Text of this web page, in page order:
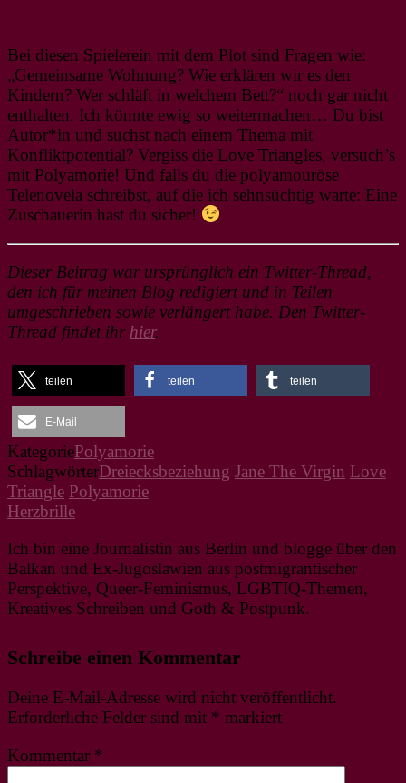
Bei diesen Spielerein mit dem Plot sind Fragen wie:
„Gemeinsame Wohnung? Wie erklären wir es den
Kindern? Wer schläft in welchem Bett?“ noch gar nicht
enthalten. Ich könnte ewig so weitermachen… Du bist
Autor*in und suchst nach einem Thema mit
Konfliktpotential? Vergiss die Love Triangles, versuch’s
mit Polyamorie! Und falls du die polyamouröse
Telenovela schreibst, auf die ich sehnsüchtig warte: Eine
Zuschauerin hast du sicher!
Dieser Beitrag war ursprünglich ein Twitter-Thread,
den ich für meinen Blog redigiert und in Teilen
umgeschrieben sowie verlängert habe. Den Twitter-
Thread findet ihr hier.
teilen teilen teilen
E-Mail
KategoriePolyamorie
SchlagwörterDreiecksbeziehung Jane The Virgin Love
Triangle Polyamorie
Herzbrille
Ich bin eine Journalistin aus Berlin und blogge über den
Balkan und Ex-Jugoslawien aus postmigrantischer
Perspektive, Queer-Feminismus, LGBTIQ-Themen,
Kreatives Schreiben und Goth & Postpunk.
Schreibe einen Kommentar
Deine E-Mail-Adresse wird nicht veröffentlicht.
Erforderliche Felder sind mit * markiert
Kommentar *